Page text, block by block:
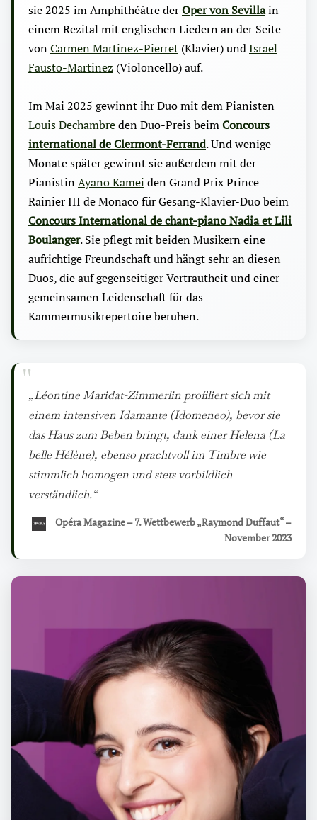
sie 2025 im Amphithéâtre derOper von Sevillain
einem Rezital mit englischen Liedern an der Seite
vonCarmen Martinez-Pierret (Klavier) undIsrael
Fausto-Martinez (Violoncello) auf.
Im Mai 2025 gewinnt ihr Duo mit dem Pianisten
Louis Dechambreden Duo-Preis beimConcours
international de Clermont-Ferrand. Und wenige
Monate später gewinnt sie außerdem mit der
PianistinAyano Kamei den Grand Prix Prince
Rainier III de Monaco für Gesang-Klavier-Duo beim
Concours International de chant-piano Nadia et Lili
Boulanger. Sie pflegt mit beiden Musikern eine
aufrichtige Freundschaft und hängt sehr an diesen
Duos, die auf gegenseitiger Vertrautheit und einer
gemeinsamen Leidenschaft für das
Kammermusikrepertoire beruhen.
„Léontine Maridat-Zimmerlin profiliert sich mit
einem intensiven Idamante (Idomeneo), bevor sie
das Haus zum Beben bringt, dank einer Helena (La
belle Hélène), ebenso prachtvoll im Timbre wie
stimmlich homogen und stets vorbildlich
verständlich.“
Opéra Magazine – 7. Wettbewerb „Raymond Duffaut“ –
November 2023